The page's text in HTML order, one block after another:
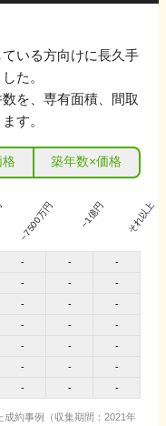
いる方向けに長久手
た。
を、専有面積、間取
す。
格 築年数×価格
~7500万円 ~1億円 それ以上
- -
-
- -
-
- -
-
- -
-
- -
-
- -
-
- - -
約事例（収集期間：2021年